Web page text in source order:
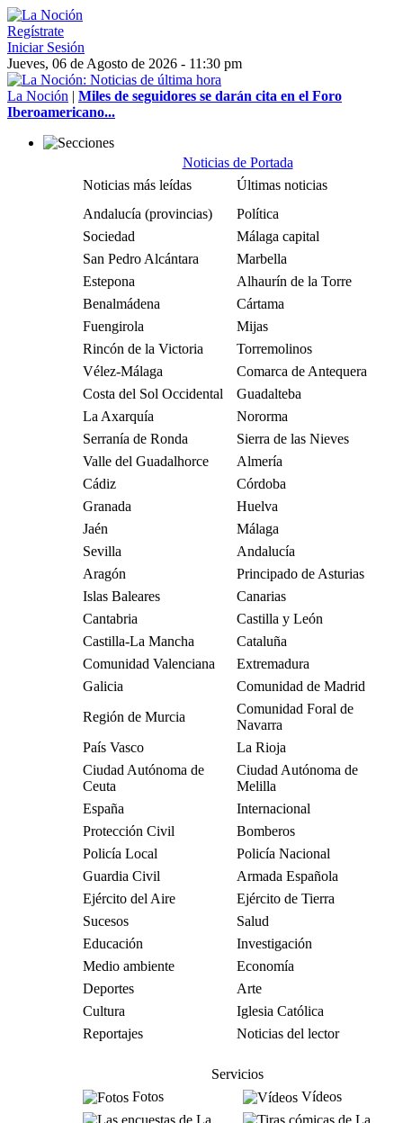
Regístrate
Iniciar Sesión
Jueves, 06 de Agosto de 2026 - 11:30 pm
La Noción | Miles de seguidores se darán cita en el Foro
Iberoamericano...
Noticias de Portada
Noticias más leídas
Últimas noticias
Andalucía (provincias)
Política
Sociedad
Málaga capital
San Pedro Alcántara
Marbella
Estepona
Alhaurín de la Torre
Benalmádena
Cártama
Fuengirola
Mijas
Rincón de la Victoria
Torremolinos
Vélez-Málaga
Comarca de Antequera
Costa del Sol Occidental
Guadalteba
La Axarquía
Nororma
Serranía de Ronda
Sierra de las Nieves
Valle del Guadalhorce
Almería
Cádiz
Córdoba
Granada
Huelva
Jaén
Málaga
Sevilla
Andalucía
Aragón
Principado de Asturias
Islas Baleares
Canarias
Cantabria
Castilla y León
Castilla-La Mancha
Cataluña
Comunidad Valenciana
Extremadura
Galicia
Comunidad de Madrid
Región de Murcia
Comunidad Foral de
Navarra
País Vasco
La Rioja
Ciudad Autónoma de
Ceuta
Ciudad Autónoma de
Melilla
España
Internacional
Protección Civil
Bomberos
Policía Local
Policía Nacional
Guardia Civil
Armada Española
Ejército del Aire
Ejército de Tierra
Sucesos
Salud
Educación
Investigación
Medio ambiente
Economía
Deportes
Arte
Cultura
Iglesia Católica
Reportajes
Noticias del lector
Servicios
Fotos
Vídeos